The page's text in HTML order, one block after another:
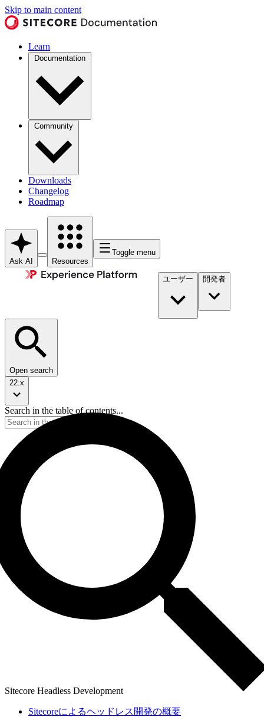
Skip to main content
Learn
Documentation
Community
Downloads
Changelog
Roadmap
Ask AI Resources
Toggle menu
ユーザー 開発者​
Open search
22.x
Search in the table of contents...
Sitecore Headless Development
Sitecoreによるヘッドレス開発の概要